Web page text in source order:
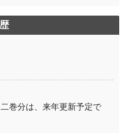
巻分は、来年更新予定で